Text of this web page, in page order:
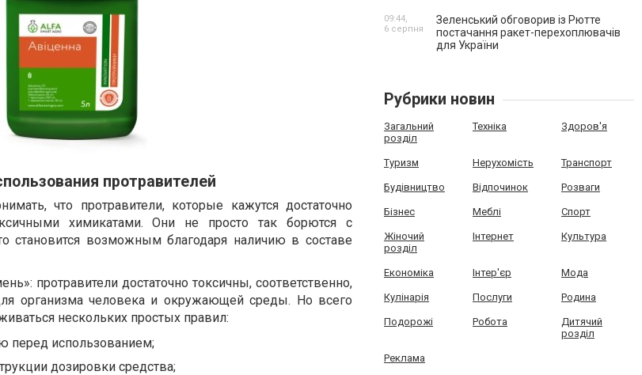
протравителей
что протравители, которые кажутся достаточно
химикатами. Они не просто так борются с
становится возможным благодаря наличию в составе
протравители достаточно токсичны, соответственно,
организма человека и окружающей среды. Но всего
нескольких простых правил:
перед использованием;
дозировки средства;
Зеленський обговорив із Рютте
постачання ракет-перехоплювачів
для України
09:44,
6 серпня
Рубрики новин
Загальний
розділ
Техніка Здоров'я
Туризм Нерухомість Транспорт
Будівництво Відпочинок Розваги
Бізнес Меблі Спорт
Жіночий
розділ
Інтернет Культура
Економіка Інтер'єр Мода
Кулінарія Послуги Родина
Подорожі Робота
Дитячий
розділ
Реклама